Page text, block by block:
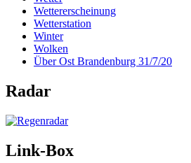
Wettererscheinung
Wetterstation
Winter
Wolken
Über Ost Brandenburg 31/7/20
Radar
Link-Box